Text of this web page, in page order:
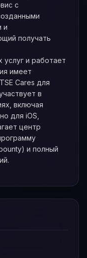
с
и
получать
и работает
имеет
Cares для
в
включая
для iOS,
центр
и полный